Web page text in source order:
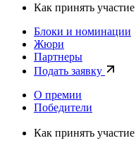
Как принять участие
Блоки и номинации
Жюри
Партнеры
Подать заявку
О премии
Победители
Как принять участие